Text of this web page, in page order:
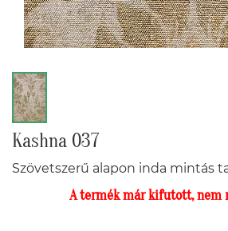
Kashna 037
Szövetszerű alapon inda mintás
A termék már kifutott, nem